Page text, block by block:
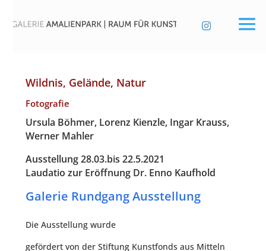

Wildnis, Gelände, Natur
Fotografie
Ursu­la Böh­mer, Lorenz Kienz­le, Ingar Krauss,
Wer­ner Mahler
Aus­stel­lung 28.03.bis 22.5.2021
Lau­da­tio zur Eröff­nung Dr. Enno Kaufhold
Gale­rie Rund­gang Ausstellung
Die Aus­stel­lung wurde
geför­dert von der Stif­tung Kunst­fonds aus Mit­teln